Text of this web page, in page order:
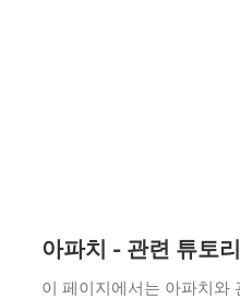
아파치 - 관련 튜토
이 페이지에서는 아파치와